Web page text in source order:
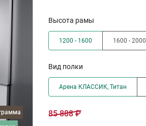
Высота рамы
1200 - 1600 1600 - 2000
Вид полки
Арена КЛАССИК, Титан
85 888 ₽